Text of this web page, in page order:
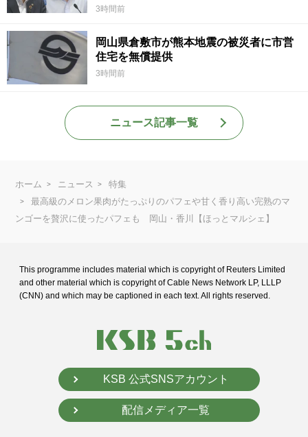
3時間前
岡山県倉敷市が熊本地震の被災者に市営
住宅を無償提供
3時間前
ニュース記事一覧
ホーム ニュース
特集
最高級のメロン果肉がたっぷりのパフェや甘く香り高い完熟のマ
ンゴーを贅沢に使ったパフェも 岡山・香川【ほっとマルシェ】
This programme includes material which is copyright of Reuters Limited
and other material which is copyright of Cable News Network LP, LLLP
(CNN) and which may be captioned in each text. All rights reserved.
KSB 公式SNSアカウント
配信メディア一覧